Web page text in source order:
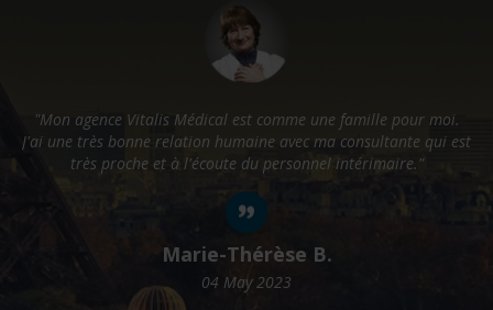
"Mon agence Vitalis Médical est comme une famille pour moi.
J'ai une très bonne relation humaine avec ma consultante qui est
très proche et à l'écoute du personnel intérimaire."
Marie-Thérèse B.
04 May 2023